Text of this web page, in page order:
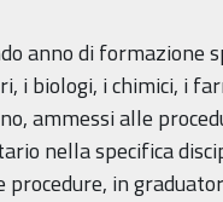
anno di formazione
i biologi, i chimici, i
ammessi alle
nella specifica
procedure, in